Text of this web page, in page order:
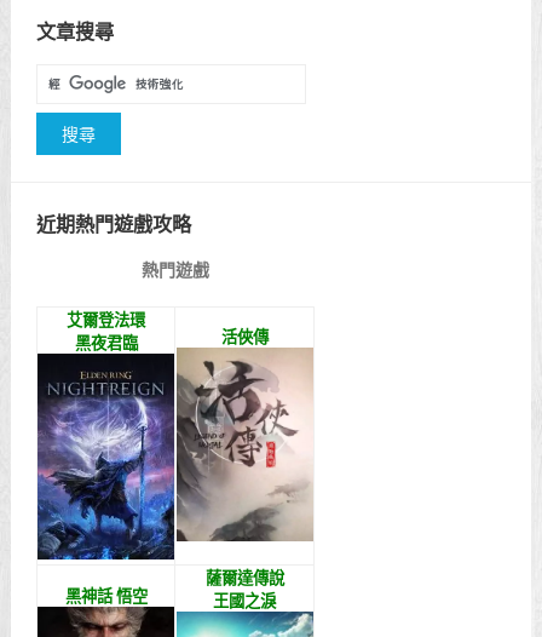
文章搜尋
近期熱門遊戲攻略
熱門遊戲
艾爾登法環
黑夜君臨
活俠傳
黑神話 悟空
薩爾達傳說
王國之淚